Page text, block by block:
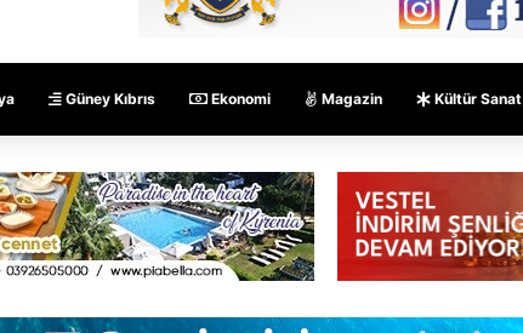
Güney Kıbrıs Ekonomi Magazin Kültür Sanat